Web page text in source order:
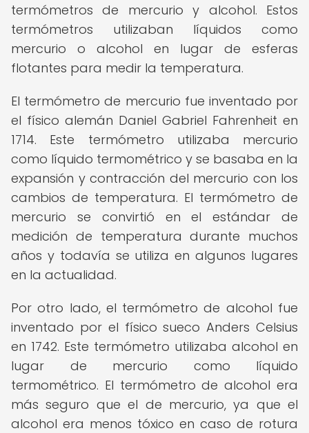
termómetros de mercurio y alcohol. Estos
termómetros utilizaban líquidos como
mercurio o alcohol en lugar de esferas
flotantes para medir la temperatura.
El termómetro de mercurio fue inventado por
el físico alemán Daniel Gabriel Fahrenheit en
1714. Este termómetro utilizaba mercurio
como líquido termométrico y se basaba en la
expansión y contracción del mercurio con los
cambios de temperatura. El termómetro de
mercurio se convirtió en el estándar de
medición de temperatura durante muchos
años y todavía se utiliza en algunos lugares
en la actualidad.
Por otro lado, el termómetro de alcohol fue
inventado por el físico sueco Anders Celsius
en 1742. Este termómetro utilizaba alcohol en
lugar de mercurio como líquido
termométrico. El termómetro de alcohol era
más seguro que el de mercurio, ya que el
alcohol era menos tóxico en caso de rotura